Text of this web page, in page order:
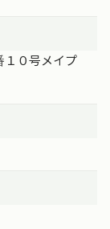
１０号メイプ